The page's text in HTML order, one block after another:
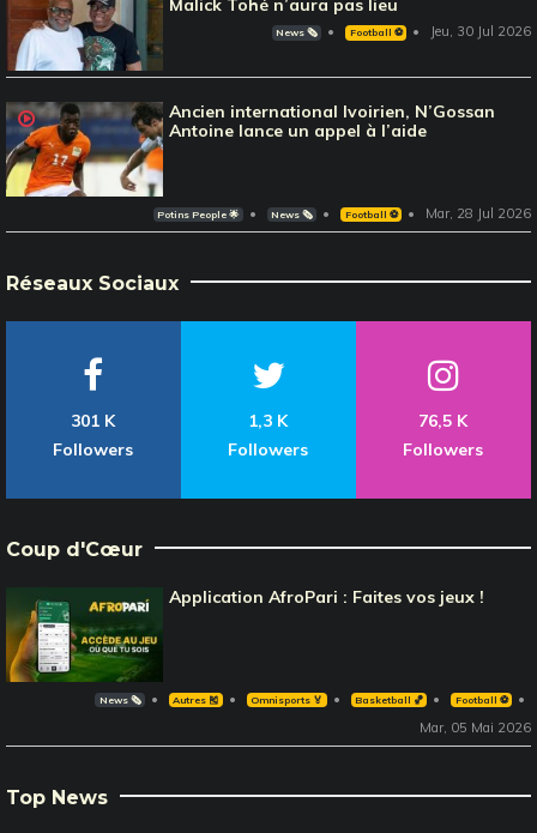
Malick Tohé n’aura pas lieu
News 🗞️ Football ⚽️ Jeu, 30 Jul 2026
Ancien international Ivoirien, N’Gossan
Antoine lance un appel à l’aide
Potins People 🌟 News 🗞️ Football ⚽️ Mar, 28 Jul 2026
Réseaux Sociaux
301 K
Followers
1,3 K
Followers
76,5 K
Followers
Coup d'Cœur
Application AfroPari : Faites vos jeux !
News 🗞️ Autres 🎽 Omnisports 🏅 Basketball 🏀 Football ⚽️
Mar, 05 Mai 2026
Top News